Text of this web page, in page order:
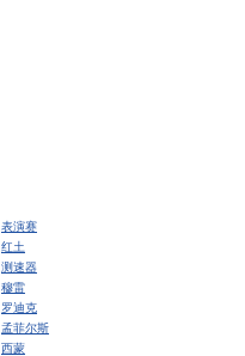
表演赛
红土
测速器
穆雷
罗迪克
孟菲尔斯
西蒙